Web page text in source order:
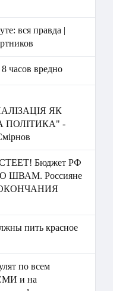
вся правда |
часов вредно
ЯК
ПОЛІТИКА" -
Бюджет РФ
ШВАМ. Россияне
пить красное
по всем
и на